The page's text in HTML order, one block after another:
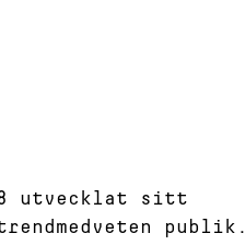
utvecklat sitt
publik.